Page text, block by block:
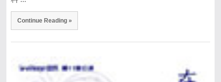
Continue Reading »